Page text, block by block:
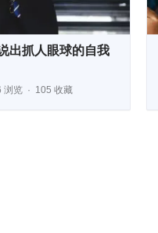
出抓人眼球的自我
浏览 105 收藏